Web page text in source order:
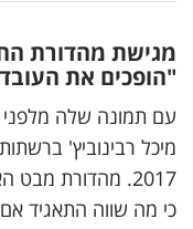
דיגיטל
וטק
שיווק
ופרסום
מגישת מהדורת
"הופכים את
מיכל רבינוביץ'
2017. מהדורת
כי מה שווה התאגיד